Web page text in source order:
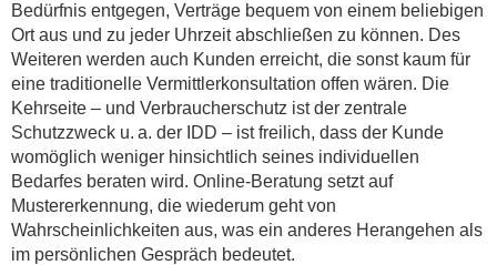
Bedürfnis entgegen, Verträge bequem von einem beliebigen
Ort aus und zu jeder Uhrzeit abschließen zu können. Des
Weiteren werden auch Kunden erreicht, die sonst kaum für
eine traditionelle Vermittlerkonsultation offen wären. Die
Kehrseite – und Verbraucherschutz ist der zentrale
Schutzzweck u. a. der IDD – ist freilich, dass der Kunde
womöglich weniger hinsichtlich seines individuellen
Bedarfes beraten wird. Online-Beratung setzt auf
Mustererkennung, die wiederum geht von
Wahrscheinlichkeiten aus, was ein anderes Herangehen als
im persönlichen Gespräch bedeutet.